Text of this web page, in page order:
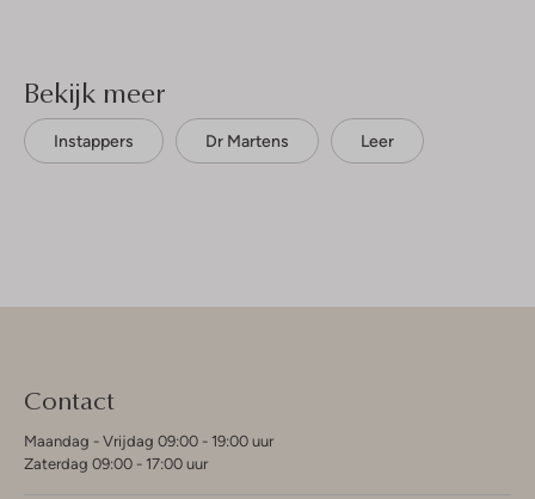
Bekijk meer
Instappers Dr Martens Leer
Contact
Maandag - Vrijdag 09:00 - 19:00 uur
Zaterdag 09:00 - 17:00 uur